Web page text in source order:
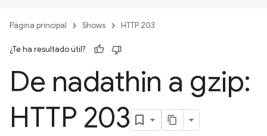
Página principal Shows HTTP 203
¿Te ha resultado útil?
De nadathin a gzip:
HTTP 203